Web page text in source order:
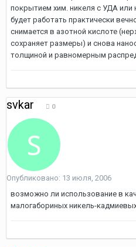
покрытием хим. никеля с УДА или
будет работать практически
снимается в азотной кислоте
сохраняет размеры) и снова
толщиной и равномерным
svkar 0
Опубликовано: 13 июля, 2006
возможно ли использование в
малогабориных никель-